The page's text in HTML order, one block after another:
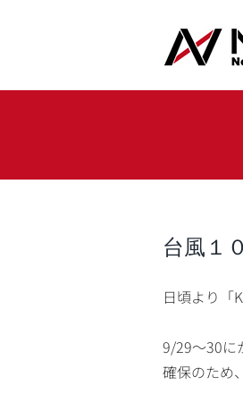
台風１
日頃より「
9/29〜30に
確保のため